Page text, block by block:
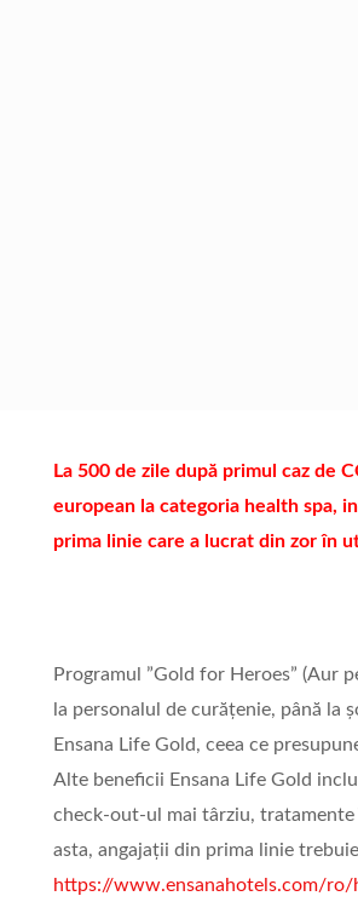
La 500 de zile după primul caz de
european la categoria health spa,
prima linie care a lucrat din zor în
Programul ”Gold for Heroes” (Aur
la personalul de curățenie, până la
Ensana Life Gold, ceea ce
Alte beneficii Ensana Life Gold
check-out-ul mai târziu, tratamente
asta, angajații din prima linie
https://www.ensanahotels.com/ro/